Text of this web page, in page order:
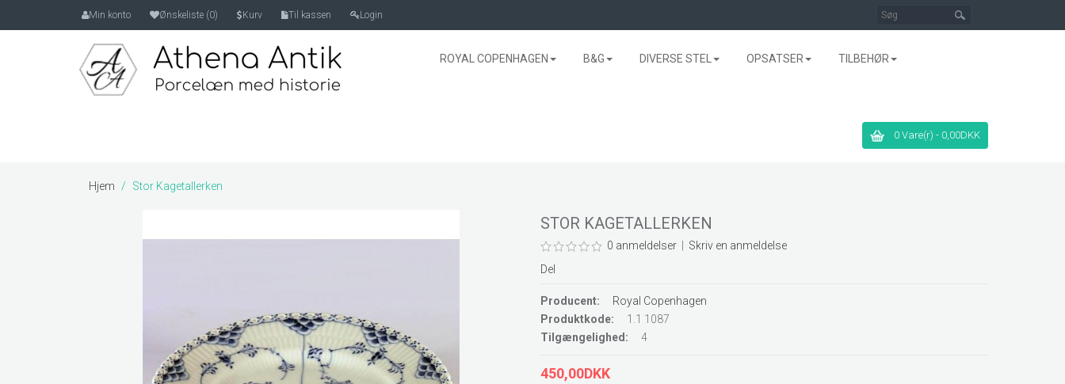
Min konto Ønskeliste (0) Kurv Til kassen Login
ROYAL COPENHAGEN B&G DIVERSE STEL OPSATSER TILBEHØR
0 Vare(r) - 0,00DKK
Hjem Stor Kagetallerken
STOR KAGETALLERKEN
0 anmeldelser
Skriv en anmeldelse
Del
Producent:
Royal Copenhagen
Produktkode:
1.1 1087
Tilgængelighed:
4
450,00DKK